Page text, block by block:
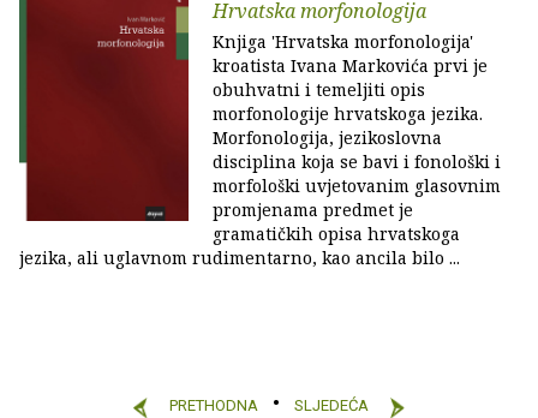
Hrvatska morfonologija
Knjiga 'Hrvatska morfonologija'
kroatista Ivana Markovića prvi je
obuhvatni i temeljiti opis
morfonologije hrvatskoga jezika.
Morfonologija, jezikoslovna
disciplina koja se bavi i fonološki i
morfološki uvjetovanim glasovnim
promjenama predmet je
gramatičkih opisa hrvatskoga
jezika, ali uglavnom rudimentarno, kao ancila bilo ...
PRETHODNA SLJEDEĆA